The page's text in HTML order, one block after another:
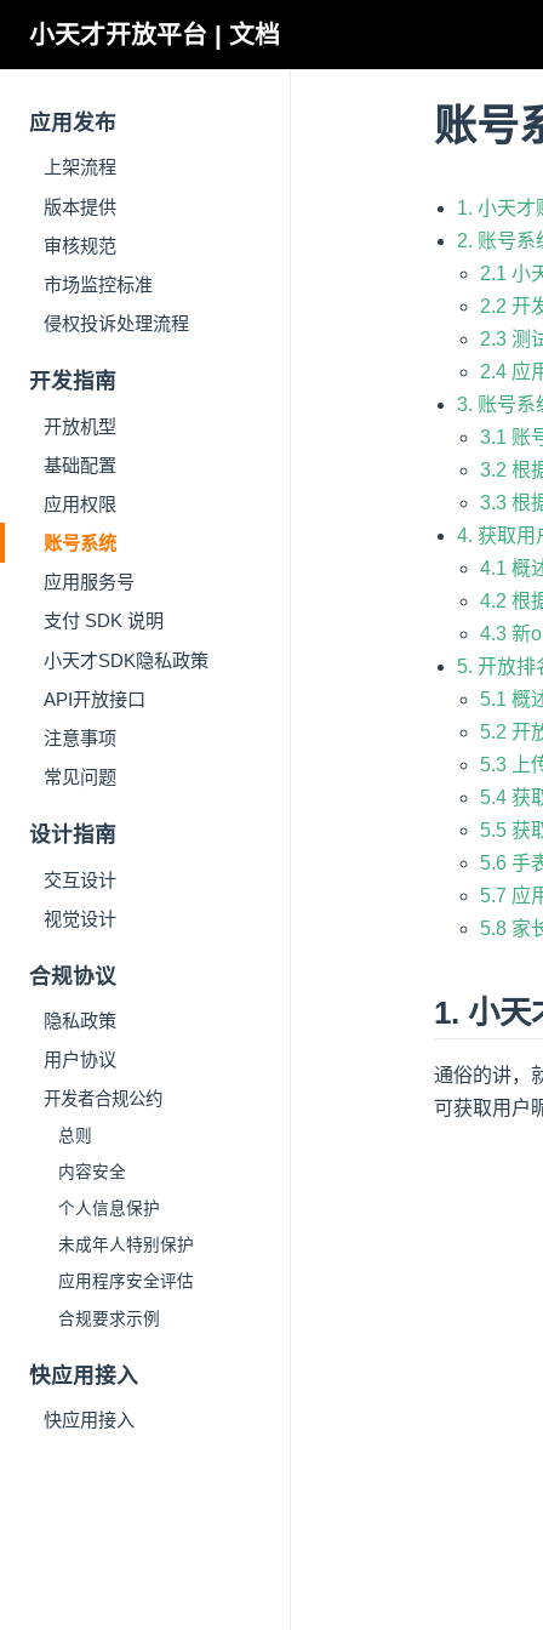
小天才开放平台 | 文档
应用发布
上架流程
版本提供
审核规范
市场监控标准
侵权投诉处理流程
开发指南
开放机型
基础配置
应用权限
账号系统
应用服务号
支付 SDK 说明
小天才SDK隐私政策
API开放接口
注意事项
常见问题
设计指南
交互设计
视觉设计
合规协议
隐私政策
用户协议
开发者合规公约
总则
内容安全
个人信息保护
未成年人特别保护
应用程序安全评估
合规要求示例
快应用接入
快应用接入
账号
1. 小天才
2. 账号系
2.1 小
2.2 开
2.3 测
2.4 应
3. 账号系
3.1 账
3.2 根
3.3 根
4. 获取用
4.1 概
4.2 根
4.3 新
5. 开放排
5.1 概
5.2 开
5.3 上
5.4 获
5.5 获
5.6 手
5.7 应
5.8 家
1. 小天
通俗的讲，
可获取用户